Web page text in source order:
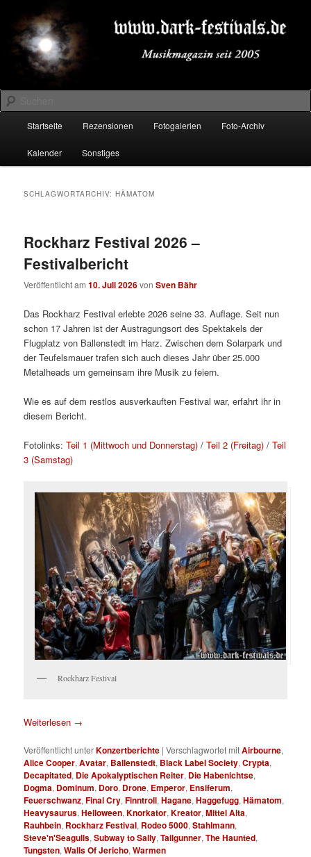
primären
Inhalt
springen
sekundären
Inhalt
springenDARK-FESTIVALS.DE
Suchen
Startseite Rezensionen Fotogalerien Foto-Archiv
Kalender Sonstiges
SCHLAGWORTARCHIV:HÄMATOM
Rockharz Festival 2026 –
Festivalbericht
Veröffentlicht am10. Juli 2026vonSven Bähr
Das Rockharz Festival erlebte 2026 seine 33. Auflage. Seit nun
schon 17 Jahren ist der Austragungsort des Spektakels der
Flugplatz von Ballenstedt im Harz. Zwischen dem Solarpark und
der Teufelsmauer trafen sich auch dieses Jahr über 25.000
Metalheads um gemeinsam ihre Musik zu feiern.
Wie es auf dem restlos ausverkauften Festival war, erfahrt ihr in
diesem Bericht.
Fotolinks:Teil 1 (Mittwoch und Donnerstag) /Teil 2 (Freitag) /Teil
3 (Samstag)
Rockharz Festival
Weiterlesen →
Veröffentlicht unterKonzertberichte |Verschlagwortet mitAirbourne,
Alice Cooper,Avatar, Ballenstedt, Black Label Society,Crypta,
Decapitated, Die Apokalyptischen Reiter, Die Habenichtse,
Dogma, Dominum, Doro, Drone, Emperor, Ensiferum,
Feuerschwanz,Final Cry,Finntroll,Hagane,Haggefugg,Hämatom,
Heavysaurus,Helloween,Knorkator,Kreator,Mittel Alta,
Rauhbein, Rockharz Festival, Rodeo 5000,Stahlmann,
Steve'n'Seagulls,Subway to Sally,Tailgunner,The Haunted,
Tungsten,Walls Of Jericho,Warmen